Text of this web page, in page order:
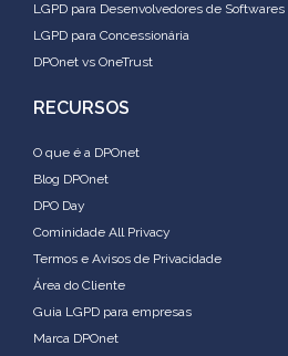
LGPD para Desenvolvedores de Softwares
LGPD para Concessionária
DPOnet vs OneTrust
RECURSOS
O que é a DPOnet
Blog DPOnet
DPO Day
Cominidade All Privacy
Termos e Avisos de Privacidade
Área do Cliente
Guia LGPD para empresas
Marca DPOnet